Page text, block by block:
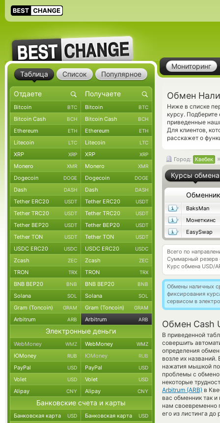
Мониторинг
Обмен
Ниже в списке
курсу.
приведенные
Для клиентов,
расскажет о
Город: Квебек
Курсы обмена
Обменник
BaksMan
Монеткинс
EasySwap
Всего по
Суммарный резерв
Курс обмена USD/
Обмены наличных
фиксирования
сервисом в
Обмен Cash
В приведенной
совершить
определения
возле их
нажатия мышкой по
проблемы с
некоторые
Arbitrum (ARB) в
вас обменник так
нам своевременно
его из листинга
Таблица Список Популярное
Bitcoin BTC Bitcoin BTC
Bitcoin Cash BCH Bitcoin Cash BCH
Ethereum ETH Ethereum ETH
Litecoin LTC Litecoin LTC
XRP XRP XRP XRP
Monero XMR Monero XMR
Dogecoin DOGE Dogecoin DOGE
Dash DASH Dash DASH
Tether ERC20 USDT Tether ERC20 USDT
Tether TRC20 USDT Tether TRC20 USDT
Tether BEP20 USDT Tether BEP20 USDT
Tether TON USDT Tether TON USDT
USDC ERC20 USDC USDC ERC20 USDC
Zcash ZEC Zcash ZEC
TRON TRX TRON TRX
BNB BEP20 BNB BNB BEP20 BNB
Solana SOL Solana SOL
Gram (Toncoin) GRAM Gram (Toncoin) GRAM
Arbitrum ARB Arbitrum ARB
Электронные деньги
WebMoney WMZ WebMoney WMZ
ЮMoney RUB ЮMoney RUB
PayPal USD PayPal USD
Volet USD Volet USD
Alipay CNY Alipay CNY
Банковские счета и карты
Банковская карта USD Банковская карта USD